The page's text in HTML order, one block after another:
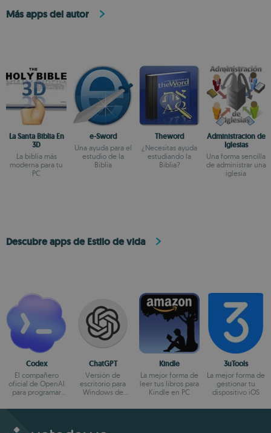
Más apps del autor
La Santa Biblia En
3D
La biblia más
moderna para tu
PC
e-Sword
Una ayuda para el
estudio de la
Biblia
Theword
¿Necesitas ayuda
estudiando la
Biblia?
Administracion de
Iglesias
Una forma sencilla
de administrar una
iglesia
Descubre apps de Estilo de vida
Codex
El compañero
oficial de OpenAI
para programar
ChatGPT
Versión de
escritorio para
Windows de
Kindle
La mejor forma de
leer tus libros para
Kindle en PC
3uTools
La mejor forma de
gestionar tu
dispositivo iOS